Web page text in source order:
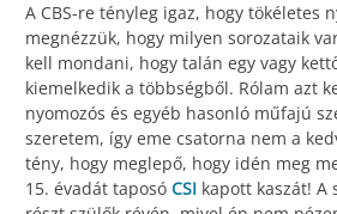
A CBS-re tényleg igaz, hogy tökéletes
megnézzük, hogy milyen sorozataik
kell mondani, hogy talán egy vagy
kiemelkedik a többségből. Rólam azt
nyomozós és egyéb hasonló műfajú
szeretem, így eme csatorna nem a
tény, hogy meglepő, hogy idén meg
15. évadát taposó CSI kapott kaszát!